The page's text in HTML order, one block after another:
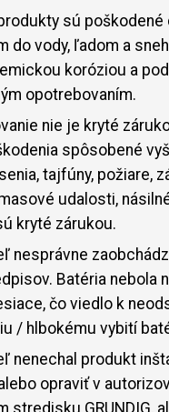
sú poškodené
do vody, ľadom a
koróziou a
opotrebovaním.
nie je kryté
spôsobené
tajfúny, požiare,
udalosti,
kryté zárukou.
nesprávne
Batéria nebola
čo viedlo k
/ hlbokému vybití
nenechal produkt
opraviť v
stredisku GRUNDIG,